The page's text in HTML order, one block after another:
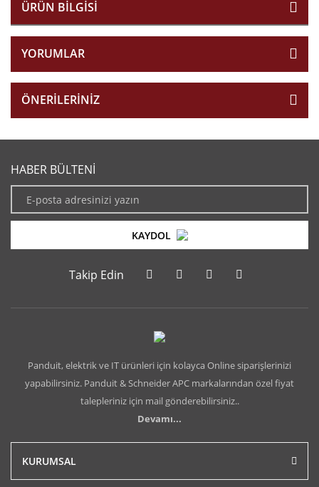
ÜRÜN BILGISI
YORUMLAR
ÖNERILERINIZ
HABER BÜLTENİ
KAYDOL
Takip Edin
Panduit, elektrik ve IT ürünleri için kolayca Online siparişlerinizi
yapabilirsiniz. Panduit & Schneider APC markalarından özel fiyat
talepleriniz için mail gönderebilirsiniz..
Devamı...
KURUMSAL